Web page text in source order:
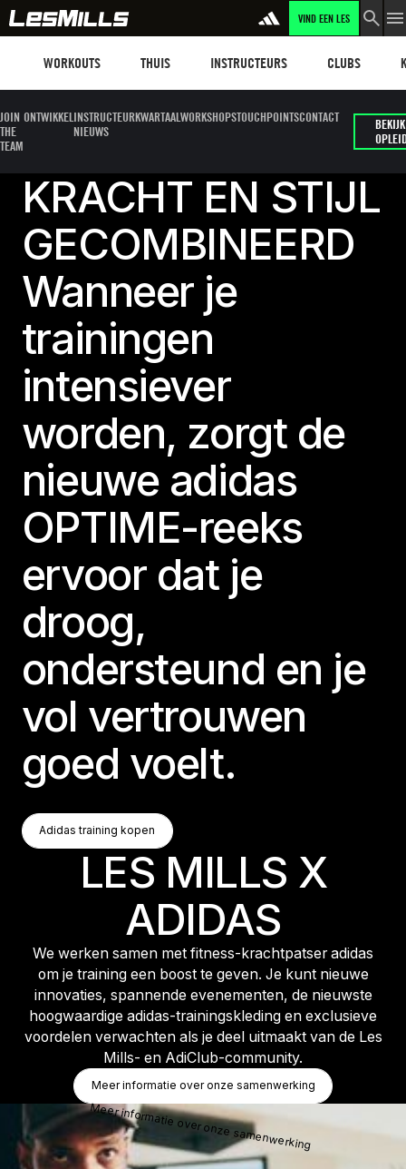
VIND EEN LES
WORKOUTS THUIS INSTRUCTEURS CLUBS
JOIN
THE
TEAM
ONTWIKKELINSTRUCTEUR
NIEUWS
KWARTAALWORKSHOPSTOUCHPOINTSCONTACT
KRACHT EN STIJL
GECOMBINEERD
Wanneer je
trainingen
intensiever
worden, zorgt de
nieuwe adidas
OPTIME-reeks
ervoor dat je
droog,
ondersteund en je
vol vertrouwen
goed voelt.
Adidas Training Kopen
Adidas training kopen
Adidas training kopen
LES MILLS X
ADIDAS
We werken samen met fitness-krachtpatser adidas
om je training een boost te geven. Je kunt nieuwe
innovaties, spannende evenementen, de nieuwste
hoogwaardige adidas-trainingskleding en exclusieve
voordelen verwachten als je deel uitmaakt van de Les
Mills- en AdiClub-community.
Meer informatie over onze samenwerking
Meer informatie over onze samenwerking